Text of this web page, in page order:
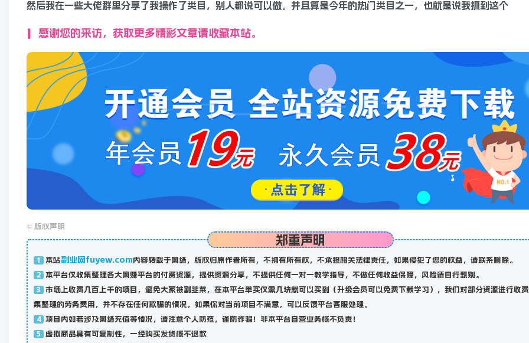
然后我在一些大佬群里分享了我操作了类目，别人都说可以做。并且算是今年的热门类目之一，也就是说我抓到这个
感谢您的来访，获取更多精彩文章请收藏本站。
© 版权声明
郑重声明
1 本站副业网fuyew.com内容转载于网络，版权归原作者所有，不拥有所有权，不承担相关法律责任，如果侵犯了您的权益，请联系删除。
2 本平台仅收集整理各大网赚平台的付费资源，提供资源分享，不提供任何一对一教学指导，不做任何收益保障，风险请自行甄别。
3
市场上收费几百上千的项目，避免大家被割韭菜，在本平台单买仅需几块就可以买到（升级会员可以免费下载学习），我们对部分资源进行收
集整理的劳务费用，并不存在任何欺骗的情况，如果你对当前项目不满意，可以反馈平台客服处理。
4 项目内如若涉及网络充值等情况，请注意个人防范，谨防诈骗！非本平台自营业务概不负责！
5 虚拟商品具有可复制性，一经购买发货概不退款